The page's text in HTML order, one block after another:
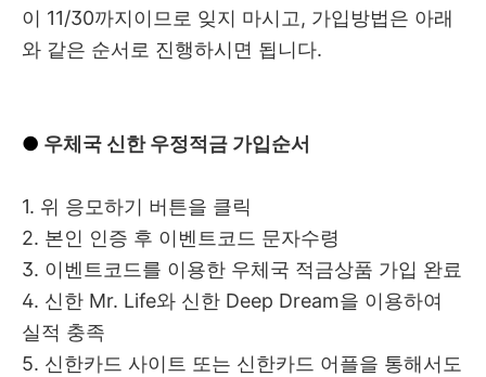
이 11/30까지이므로 잊지 마시고, 가입방법은 아래
와 같은 순서로 진행하시면 됩니다.
● 우체국 신한 우정적금 가입순서
1. 위 응모하기 버튼을 클릭
2. 본인 인증 후 이벤트코드 문자수령
3. 이벤트코드를 이용한 우체국 적금상품 가입 완료
4. 신한 Mr. Life와 신한 Deep Dream을 이용하여
실적 충족
5. 신한카드 사이트 또는 신한카드 어플을 통해서도